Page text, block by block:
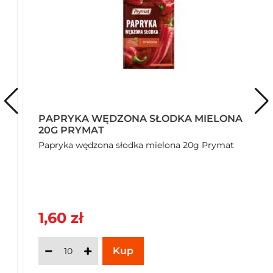
Orzeszki ziemne: Może zawierać
Przechowywanie
Przechowywać w suchym i zacienionym miejscu.
Rodzaj przechowywania
Typ: Przechowywać w temperaturze otoczenia
Jednostka (specyficzna): Gramów
PAPRYKA WĘDZONA SŁODKA MIELONA
20G PRYMAT
Papryka wędzona słodka mielona 20g Prymat
1,60 zł